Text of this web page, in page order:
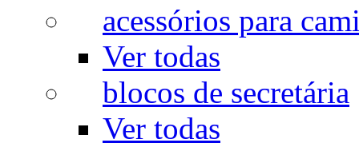
acessórios para
Ver todas
blocos de secretária
Ver todas